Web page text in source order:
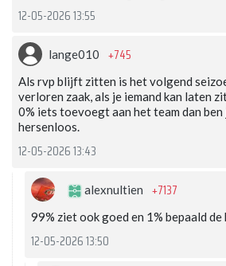
12-05-2026 13:55
lange010 +745
Als rvp blijft zitten is het volgend
verloren zaak, als je iemand kan laten
0% iets toevoegt aan het team dan ben
hersenloos.
12-05-2026 13:43
alexnultien +7137
99% ziet ook goed en 1% bepaald de
12-05-2026 13:50